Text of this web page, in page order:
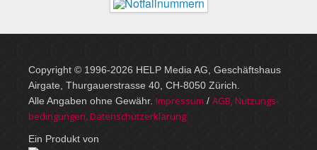
Copyright © 1996-2026 HELP Media AG, Geschäftshaus
Airgate, Thurgauer­strasse 40, CH-8050 Zürich.
Alle Angaben ohne Gewähr. Im­pres­sum / AGB, Nut­zungs­
bedin­gungen, Daten­schutz­er­klärung
Ein Produkt von